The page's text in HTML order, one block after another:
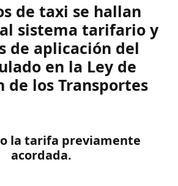
de taxi se hallan
sistema tarifario y
de aplicación del
en la Ley de
de los Transportes
la tarifa previamente
acordada.